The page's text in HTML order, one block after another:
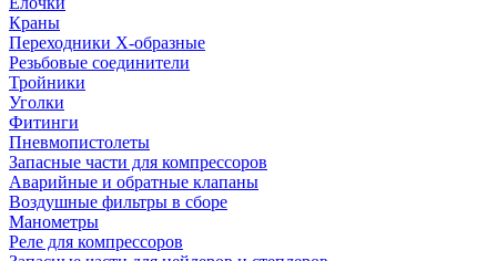
Краны
Переходники Х-образные
Резьбовые соединители
Тройники
Уголки
Фитинги
Пневмопистолеты
Запасные части для компрессоров
Аварийные и обратные клапаны
Воздушные фильтры в сборе
Манометры
Реле для компрессоров